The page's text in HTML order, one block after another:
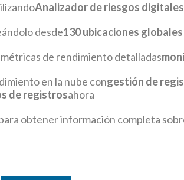
Analizador de riesgos digitales
desde130 ubicaciones globales
de rendimiento detalladas
en la nube congestión de
de registrosahora
obtener información completa